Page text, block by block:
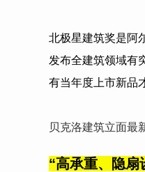
北极星建筑奖是阿
发布全建筑领域有
有当年度上市新品
贝克洛建筑立面最
“高承重、隐扇